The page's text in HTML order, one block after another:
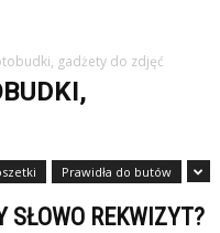
gadżety do zdjęć
Prawidła do butów
SŁOWO REKWIZYT?